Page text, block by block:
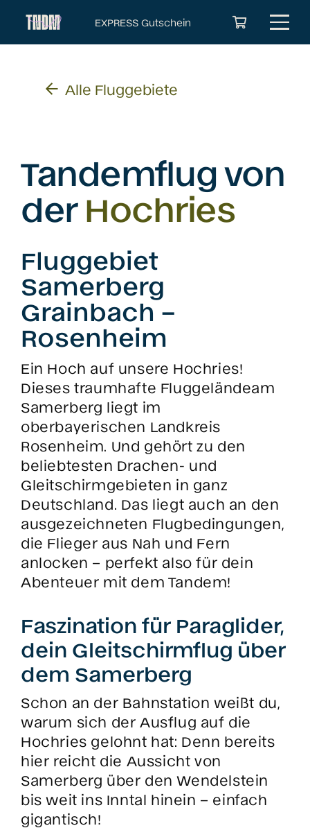
EXPRESS Gutschein
Alle Fluggebiete
Tandemflug von
der Hochries
Fluggebiet
Samerberg
Grainbach –
Rosenheim
Ein Hoch auf unsere Hochries!
Dieses traumhafte Fluggeländeam
Samerberg liegt im
oberbayerischen Landkreis
Rosenheim. Und gehört zu den
beliebtesten Drachen- und
Gleitschirmgebieten in ganz
Deutschland. Das liegt auch an den
ausgezeichneten Flugbedingungen,
die Flieger aus Nah und Fern
anlocken – perfekt also für dein
Abenteuer mit dem Tandem!
Faszination für Paraglider,
dein Gleitschirmflug über
dem Samerberg
Schon an der Bahnstation weißt du,
warum sich der Ausflug auf die
Hochries gelohnt hat: Denn bereits
hier reicht die Aussicht von
Samerberg über den Wendelstein
bis weit ins Inntal hinein – einfach
gigantisch!